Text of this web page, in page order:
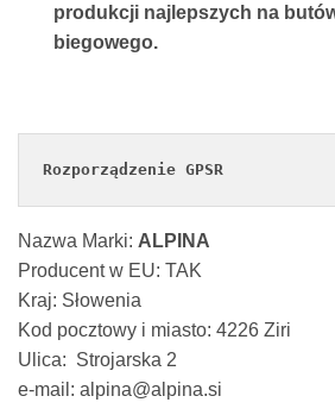
produkcji najlepszych na
biegowego.
Rozporządzenie GPSR
Nazwa Marki: ALPINA
Producent w EU: TAK
Kraj: Słowenia
Kod pocztowy i miasto: 4226 Ziri
Ulica: Strojarska 2
e-mail: alpina@alpina.si